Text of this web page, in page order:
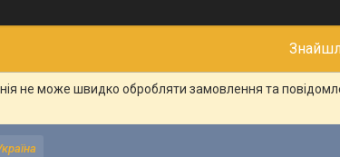
не може швидко обробляти замовлення та